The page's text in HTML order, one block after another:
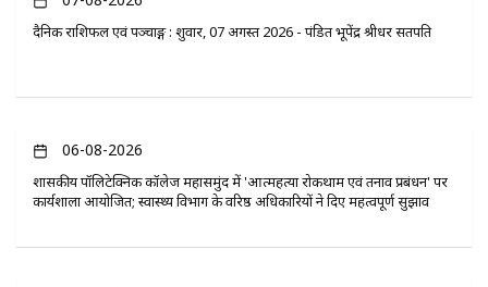
दैनिक राशिफल एवं पञ्चाङ्ग : शुक्रवार, 07 अगस्त 2026 - पंडित भूपेंद्र श्रीधर सतपति
06-08-2026
​शासकीय पॉलिटेक्निक कॉलेज महासमुंद में 'आत्महत्या रोकथाम एवं तनाव प्रबंधन' पर
कार्यशाला आयोजित; स्वास्थ्य विभाग के वरिष्ठ अधिकारियों ने दिए महत्वपूर्ण सुझाव